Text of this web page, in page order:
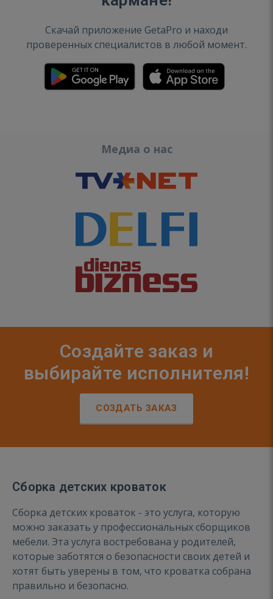
Скачай приложение GetaPro и находи
проверенных специалистов в любой момент.
Медиа о нас
Создайте заказ и
выбирайте исполнителя!
СОЗДАТЬ ЗАКАЗ
Сборка детских кроваток
Сборка детских кроваток - это услуга, которую
можно заказать у профессиональных сборщиков
мебели. Эта услуга востребована у родителей,
которые заботятся о безопасности своих детей и
хотят быть уверены в том, что кроватка собрана
правильно и безопасно.